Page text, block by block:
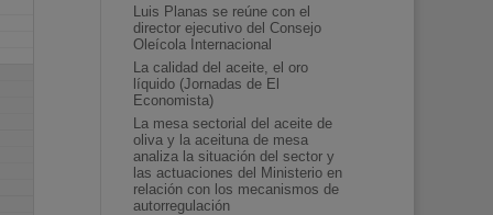
Luis Planas se reúne con el
director ejecutivo del Consejo
Oleícola Internacional
La calidad del aceite, el oro
líquido (Jornadas de El
Economista)
La mesa sectorial del aceite de
oliva y la aceituna de mesa
analiza la situación del sector y
las actuaciones del Ministerio en
relación con los mecanismos de
autorregulación